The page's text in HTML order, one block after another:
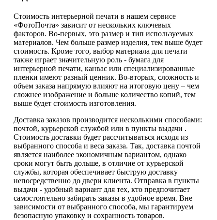
Стоимость интерьерной печати в нашем сервисе
«ФотоПочта» зависит от нескольких ключевых
факторов. Во-первых, это размер и тип используемых
материалов. Чем больше размер изделия, тем выше будет
стоимость. Кроме того, выбор материала для печати
также играет значительную роль - бумага для
интерьерной печати, канвас или специализированные
пленки имеют разный ценник. Во-вторых, сложность и
объем заказа напрямую влияют на итоговую цену – чем
сложнее изображение и больше количество копий, тем
выше будет стоимость изготовления.
Доставка заказов производится несколькими способами:
почтой, курьерской службой или в пункты выдачи .
Стоимость доставки будет рассчитываться исходя из
выбранного способа и веса заказа. Так, доставка почтой
является наиболее экономичным вариантом, однако
сроки могут быть дольше, в отличие от курьерской
службы, которая обеспечивает быструю доставку
непосредственно до двери клиента. Отправка в пункты
выдачи - удобный вариант для тех, кто предпочитает
самостоятельно забирать заказы в удобное время. Вне
зависимости от выбранного способа, мы гарантируем
безопасную упаковку и сохранность товаров.